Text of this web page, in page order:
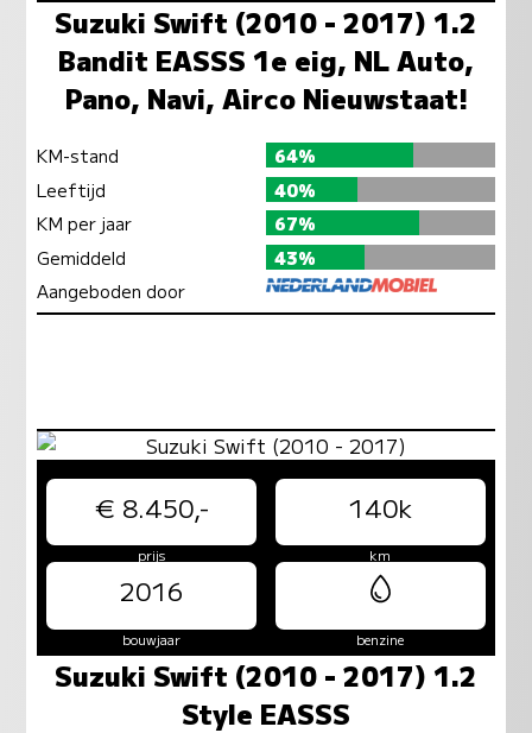
Suzuki Swift (2010 - 2017) 1.2
Bandit EASSS 1e eig, NL Auto,
Pano, Navi, Airco Nieuwstaat!
KM-stand
64%
Leeftijd
40%
KM per jaar
67%
Gemiddeld
43%
Aangeboden door
€ 8.450,- 140k
prijs km
2016
bouwjaar benzine
Suzuki Swift (2010 - 2017) 1.2
Style EASSS